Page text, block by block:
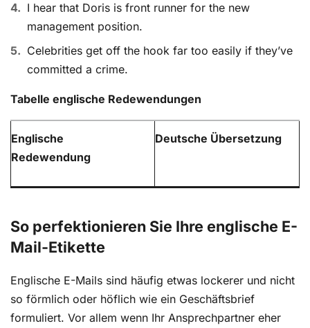
I hear that Doris is front runner for the new
management position.
Celebrities get off the hook far too easily if they’ve
committed a crime.
Tabelle englische Redewendungen
Englische
Redewendung
Deutsche Übersetzung
So perfektionieren Sie Ihre englische E-
Mail-Etikette
Englische E-Mails sind häufig etwas lockerer und nicht
so förmlich oder höflich wie ein Geschäftsbrief
formuliert. Vor allem wenn Ihr Ansprechpartner eher